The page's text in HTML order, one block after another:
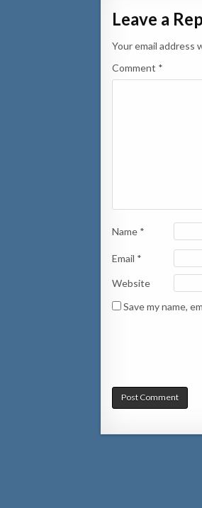
Leave a
Your email address
Comment *
Name *
Email *
Website
Save my name,